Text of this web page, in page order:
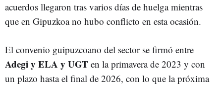
acuerdos llegaron tras varios días de huelga mientras
que en Gipuzkoa no hubo conflicto en esta ocasión.
El convenio guipuzcoano del sector se firmó entre
Adegi y ELA y UGT en la primavera de 2023 y con
un plazo hasta el final de 2026, con lo que la próxima